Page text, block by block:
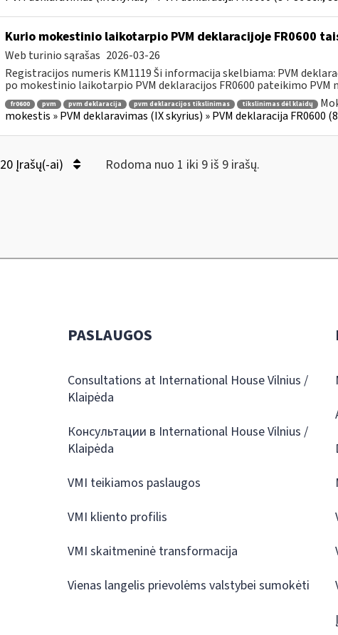
Kurio mokestinio laikotarpio PVM deklaracijoje FR0600
Web turinio sąrašas 2026-03-26
Registracijos numeris KM1119 Ši informacija skelbiama: PVM
po mokestinio laikotarpio PVM deklaracijos FR0600 pateikimo PVM
fr0600 pvm pvm deklaracija pvm deklaracijos tikslinimas tikslinimas dėl klaidų
mokestis » PVM deklaravimas (IX skyrius) » PVM deklaracija FR0600
20 Įrašų(-ai) Rodoma nuo 1 iki 9 iš 9 irašų.
PASLAUGOS
Consultations at International House Vilnius /
Klaipėda
Консультации в International House Vilnius /
Klaipėda
VMI teikiamos paslaugos
VMI kliento profilis
VMI skaitmeninė transformacija
Vienas langelis prievolėms valstybei sumokėti